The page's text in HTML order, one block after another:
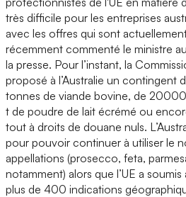
très difficile pour les entreprises
avec les offres qui sont
récemment commenté le ministre
la presse. Pour l’instant, la
proposé à l’Australie un contingent
tonnes de viande bovine, de
t de poudre de lait écrémé ou
tout à droits de douane nuls.
pour pouvoir continuer à utiliser le
appellations (prosecco, feta,
notamment) alors que l’UE a soumis
plus de 400 indications